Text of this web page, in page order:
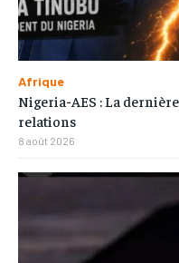
Afrique
Nigeria-AES : La
relations
8 août 2026